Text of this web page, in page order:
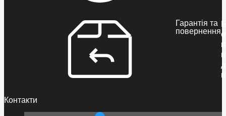
Гарантія та
повернення
Контакти